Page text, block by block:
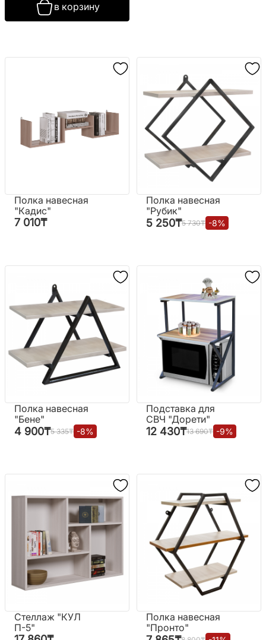
в корзину
Полка навесная
"Кадис"
7 010₸
Полка навесная
"Рубик"
5 250₸5 730₸ -8%
Полка навесная
"Бене"
4 900₸5 335₸ -8%
Подставка для
СВЧ "Дорети"
12 430₸13 690₸ -9%
Стеллаж "КУЛ
П-5"
Полка навесная
"Пронто"